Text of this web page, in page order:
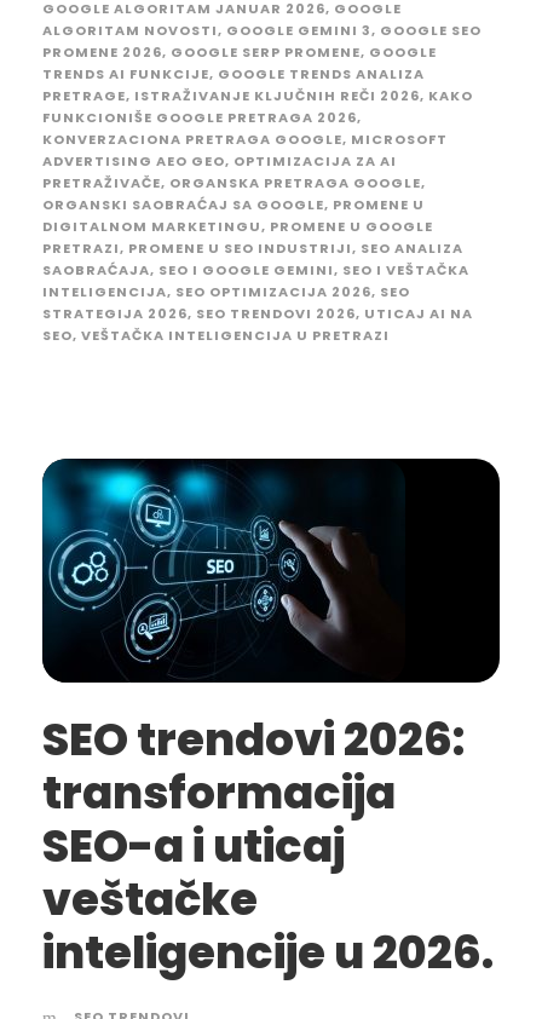
GOOGLE ALGORITAM JANUAR 2026, GOOGLE
ALGORITAM NOVOSTI, GOOGLE GEMINI 3, GOOGLE SEO
PROMENE 2026, GOOGLE SERP PROMENE, GOOGLE
TRENDS AI FUNKCIJE, GOOGLE TRENDS ANALIZA
PRETRAGE, ISTRAŽIVANJE KLJUČNIH REČI 2026, KAKO
FUNKCIONIŠE GOOGLE PRETRAGA 2026,
KONVERZACIONA PRETRAGA GOOGLE, MICROSOFT
ADVERTISING AEO GEO, OPTIMIZACIJA ZA AI
PRETRAŽIVAČE, ORGANSKA PRETRAGA GOOGLE,
ORGANSKI SAOBRAĆAJ SA GOOGLE, PROMENE U
DIGITALNOM MARKETINGU, PROMENE U GOOGLE
PRETRAZI, PROMENE U SEO INDUSTRIJI, SEO ANALIZA
SAOBRAĆAJA, SEO I GOOGLE GEMINI, SEO I VEŠTAČKA
INTELIGENCIJA, SEO OPTIMIZACIJA 2026, SEO
STRATEGIJA 2026, SEO TRENDOVI 2026, UTICAJ AI NA
SEO, VEŠTAČKA INTELIGENCIJA U PRETRAZI
SEO trendovi 2026:
transformacija
SEO-a i uticaj
veštačke
inteligencije u 2026.